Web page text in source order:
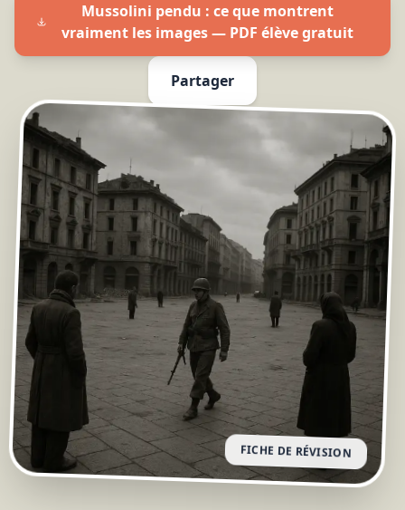
Mussolini pendu : ce que montrent
vraiment les images — PDF élève gratuit
Partager
FICHE DE RÉVISION